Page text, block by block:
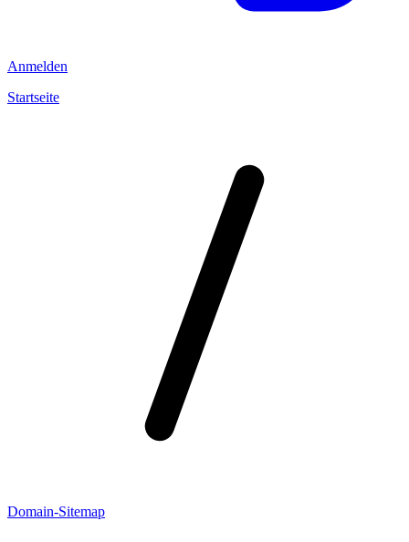
Anmelden
Startseite
Domain-Sitemap